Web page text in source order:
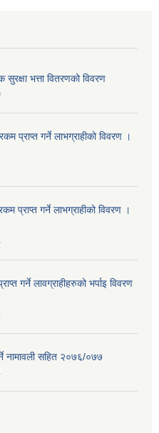
भत्ता वितरणको विवरण
प्राप्त गर्ने लाभग्राहीको विवरण ।
प्राप्त गर्ने लाभग्राहीको विवरण ।
गर्ने लावग्राहीहरुको भर्पाइ विवरण
नामावली सहित २०७६/०७७